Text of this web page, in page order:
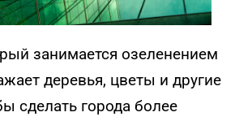
занимается озеленением
деревья, цветы и другие
сделать города более